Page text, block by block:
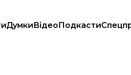
ДумкиВідеоПодкасти
через «рекламний» дрон